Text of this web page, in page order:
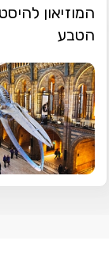
המוזיאון
הטבע